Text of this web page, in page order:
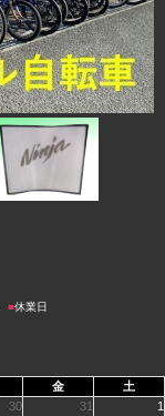
■休業日
金
土
30 31 1